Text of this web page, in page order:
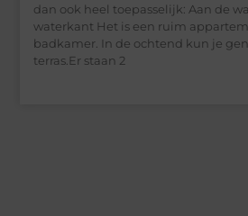
dan ook heel toepasselijk: Aan de
waterkant Het is een ruim
badkamer. In de ochtend kun je
terras.Er staan 2